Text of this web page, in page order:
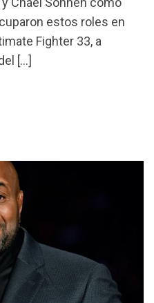
estos roles en
Fighter 33, a
[…]